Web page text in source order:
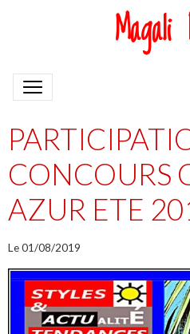
Magali
CONCOURS
AZUR ETE
Le 01/08/2019